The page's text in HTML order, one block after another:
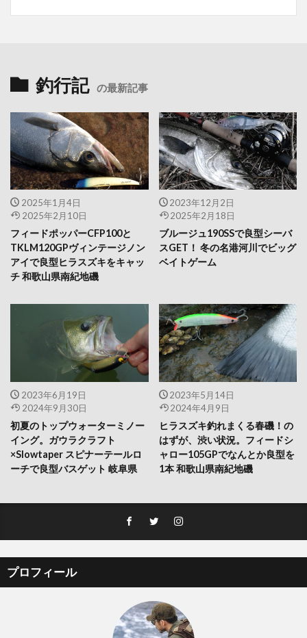
釣行記 の最新記事
2025年1月4日
2025年2月10日
フィードポッパーCFP100と
TKLM120GPヴィンテージノン
アイで良型ヒラスズキをキャッ
チ 和歌山県南紀地磯
2023年12月2日
2025年2月18日
ブルージュ190SSで良型シーバ
スGET！ 冬の名港河川でビッグ
ベイトゲーム
2023年6月19日
2024年9月30日
初夏のトップウォーターミノー
イング。ガウラクラフト
×Slowtaper スピナーテールロ
ーチで良型バスゲット 岐阜県
2023年5月14日
2024年4月9日
ヒラスズキ釣れまくる春磯！の
はずが、渋い状況。フィードシ
ャロー105GPでなんとか良型を
1本 和歌山県南紀地磯
プロフィール